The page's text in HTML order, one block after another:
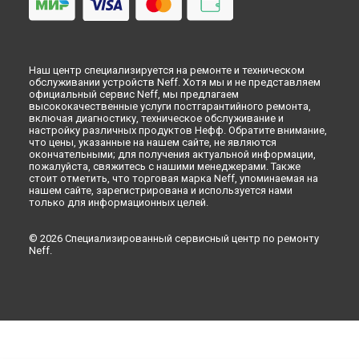
Ремонт механизма замка посудомоечной машины Neff в
Ремонт механизма замка посудомоечной машины Neff в
Кирове
Ремонт механизма замка посудомоечной машины Neff в
Оренбурге
Ремонт механизма замка посудомоечной машины Neff в
Кемерово
Ремонт механизма замка посудомоечной машины Neff в
Новокузнецке
Ремонт механизма замка посудомоечной машины Neff в
Ремонт механизма замка посудомоечной машины Neff в
Астрахани
Наш центр специализируется на ремонте и техническом
обслуживании устройств Neff. Хотя мы и не представляем
официальный сервис Neff, мы предлагаем
высококачественные услуги постгарантийного ремонта,
включая диагностику, техническое обслуживание и
настройку различных продуктов Нефф. Обратите внимание,
что цены, указанные на нашем сайте, не являются
окончательными; для получения актуальной информации,
пожалуйста, свяжитесь с нашими менеджерами. Также
стоит отметить, что торговая марка Neff, упоминаемая на
нашем сайте, зарегистрирована и используется нами
только для информационных целей.
© 2026 Специализированный сервисный центр по ремонту
Neff.